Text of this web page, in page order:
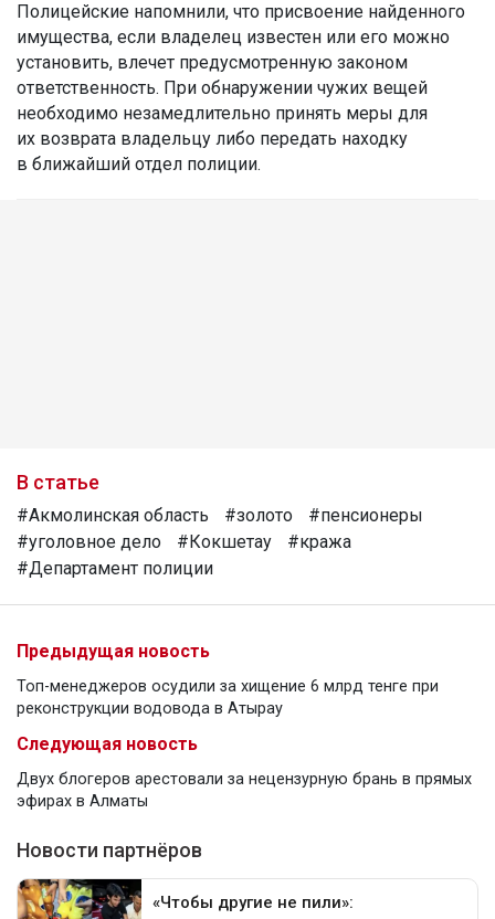
Полицейские напомнили, что присвоение найденного
имущества, если владелец известен или его можно
установить, влечет предусмотренную законом
ответственность. При обнаружении чужих вещей
необходимо незамедлительно принять меры для
их возврата владельцу либо передать находку
в ближайший отдел полиции.
В статье
#Акмолинская область #золото
#пенсионеры
#уголовное дело
#Кокшетау
#кража
#Департамент полиции
Предыдущая новость
Топ-менеджеров осудили за хищение 6 млрд тенге при
реконструкции водовода в Атырау
Следующая новость
Двух блогеров арестовали за нецензурную брань в прямых
эфирах в Алматы